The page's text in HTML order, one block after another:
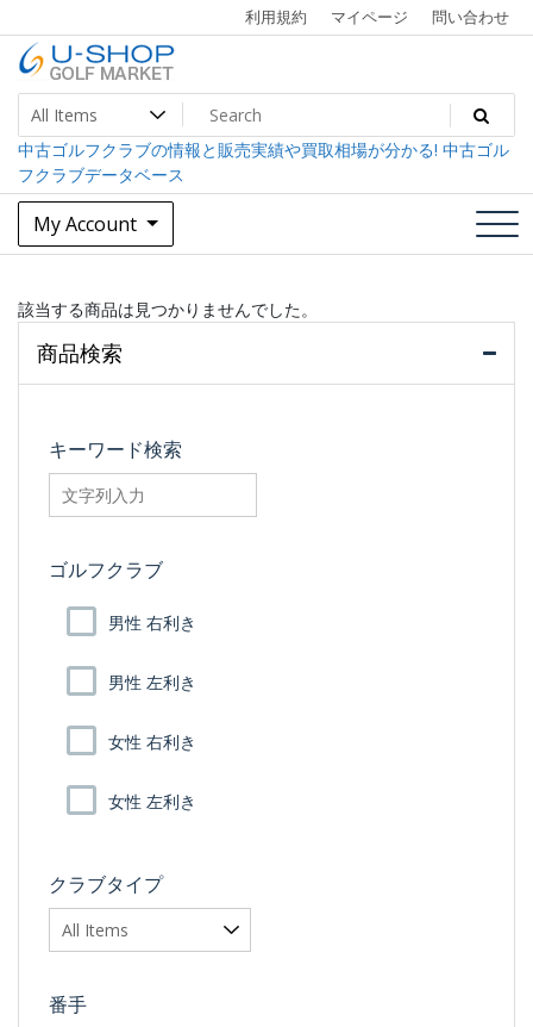
to
content
利用規約 マイページ 問い合わせ
U-SHOP Golf Market dev
中古ゴルフクラブ最大級！U-SHOPゴルフマーケット
中古ゴルフクラブの情報と販売実績や買取相場が分かる! 中古ゴル
フクラブデータベース
My Account
該当する商品は見つかりませんでした。
商品検索
キーワード検索
searchfilter_pro
ゴルフクラブ
男性 右利き
男性 左利き
女性 右利き
女性 左利き
クラブタイプ
番手